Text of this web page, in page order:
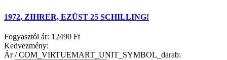
1972, ZIHRER, EZÜST 25 SCHILLING!
Fogyasztói ár: 12490 Ft
Kedvezmény:
Ár / COM_VIRTUEMART_UNIT_SYMBOL_darab: